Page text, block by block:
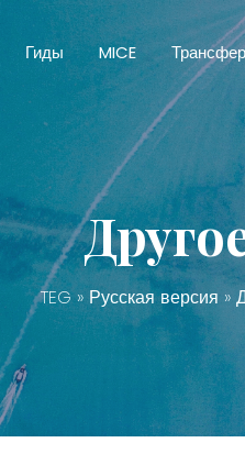
Гиды MICE Трансфер
TEG» Русская версия »